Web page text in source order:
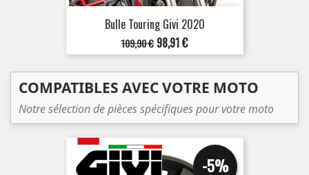
Bulle Touring Givi 2020
Prix
de
base
109,90 € Prix
98,91 €
COMPATIBLES AVEC VOTRE MOTO
Notre sélection de pièces spécifiques pour votre moto
-5%